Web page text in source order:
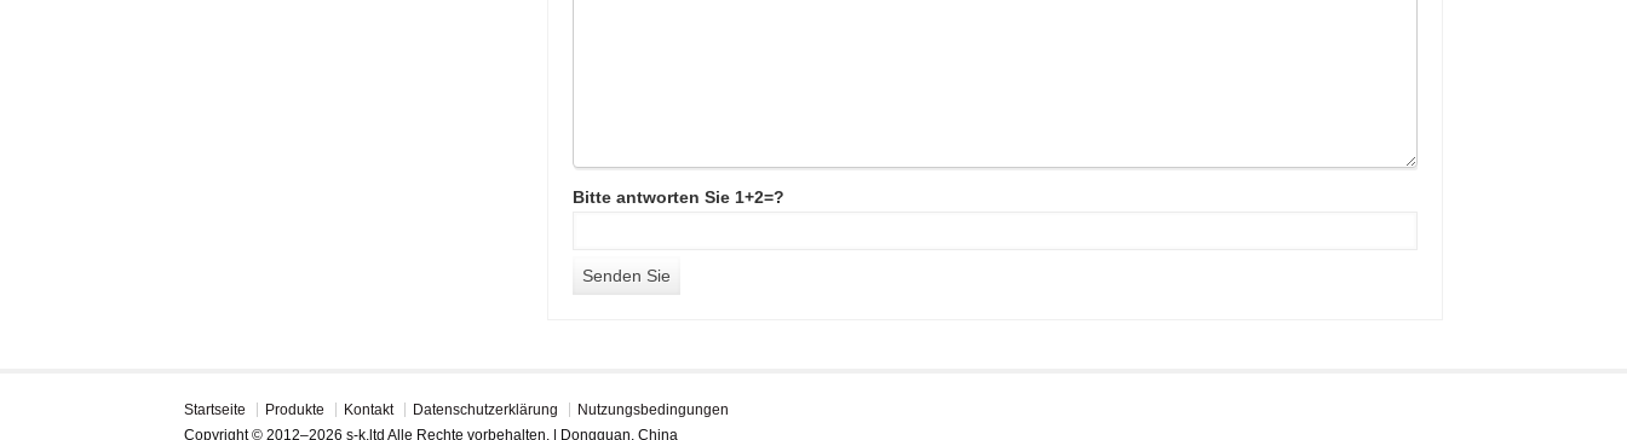
Bitte antworten Sie 1+2=?
Startseite Produkte Kontakt Datenschutzerklärung
Nutzungsbedingungen
Copyright © 2012–2026 s-k.ltd Alle Rechte vorbehalten. | Dongguan, China